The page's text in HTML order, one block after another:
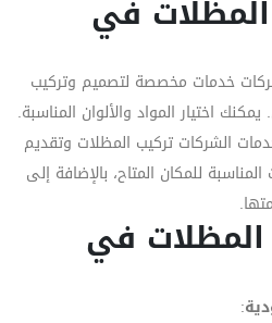
في
خدمات مخصصة لتصميم وتركيب
اختيار المواد والألوان المناسبة.
الشركات تركيب المظلات وتقديم
للمكان المتاح، بالإضافة إلى
في
: